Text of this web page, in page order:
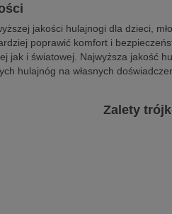
jakości hulajnogi dla dzieci,
poprawić komfort i
jak i światowej. Najwyższa jakość
hulajnóg na własnych
Zalety